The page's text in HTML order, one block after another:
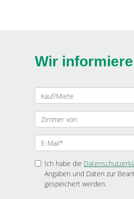
Wir
Ich habe die
Angaben und Daten zur
gespeichert werden.